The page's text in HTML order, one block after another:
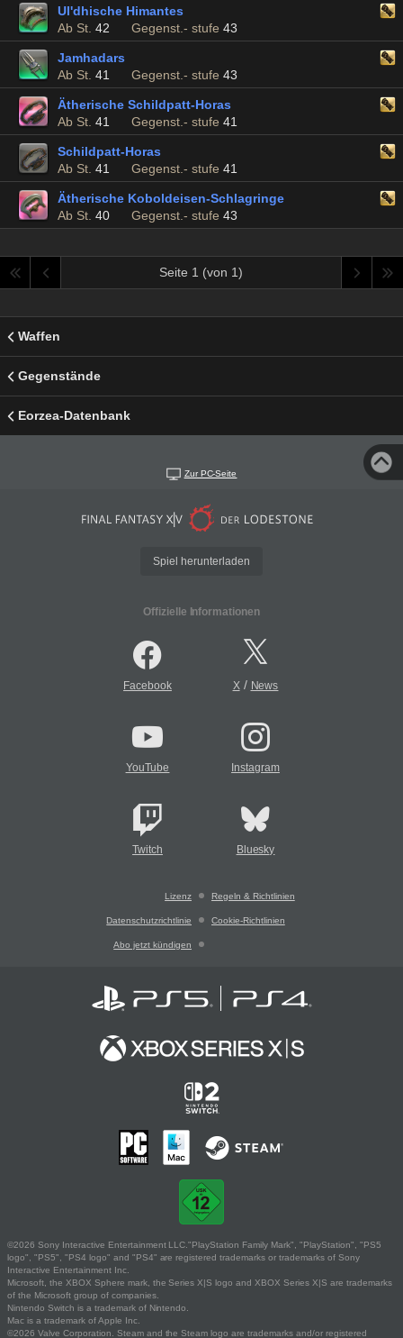
Ul'dhische Himantes
Ab St. 42 Gegenst.- stufe 43
Jamhadars
Ab St. 41 Gegenst.- stufe 43
Ätherische Schildpatt-Horas
Ab St. 41 Gegenst.- stufe 41
Schildpatt-Horas
Ab St. 41 Gegenst.- stufe 41
Ätherische Koboldeisen-Schlagringe
Ab St. 40 Gegenst.- stufe 43
Seite 1 (von 1)
Waffen
Gegenstände
Eorzea-Datenbank
Zur PC-Seite
Spiel herunterladen
Offizielle Informationen
Facebook X/ News
YouTube Instagram
Twitch Bluesky
Lizenz Regeln & Richtlinien
Datenschutzrichtlinie Cookie-Richtlinien
Abo jetzt kündigen
©2026 Sony Interactive Entertainment LLC."PlayStation Family Mark", "PlayStation", "PS5
logo", "PS5", "PS4 logo" and "PS4" are registered trademarks or trademarks of Sony
Interactive Entertainment Inc.
Microsoft, the XBOX Sphere mark, the Series X|S logo and XBOX Series X|S are trademarks
of the Microsoft group of companies.
Nintendo Switch is a trademark of Nintendo.
Mac is a trademark of Apple Inc.
©2026 Valve Corporation. Steam and the Steam logo are trademarks and/or registered